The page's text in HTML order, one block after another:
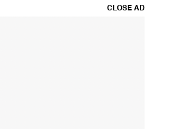
CLOSE AD